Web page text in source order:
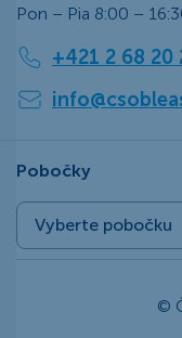
Pon – Pia 8:00 –
+421 2 68 20
Pobočky
Vyberte pobočku
©